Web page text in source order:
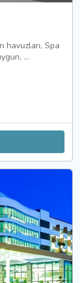
havuzları, Spa
...